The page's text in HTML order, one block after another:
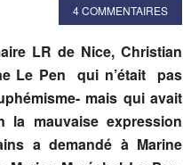
4 COMMENTAIRES
LR de Nice, Christian
Le Pen qui n’était pas
mais qui avait
la mauvaise expression
a demandé à Marine